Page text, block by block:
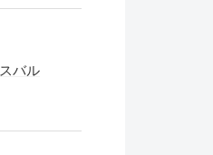
スバル